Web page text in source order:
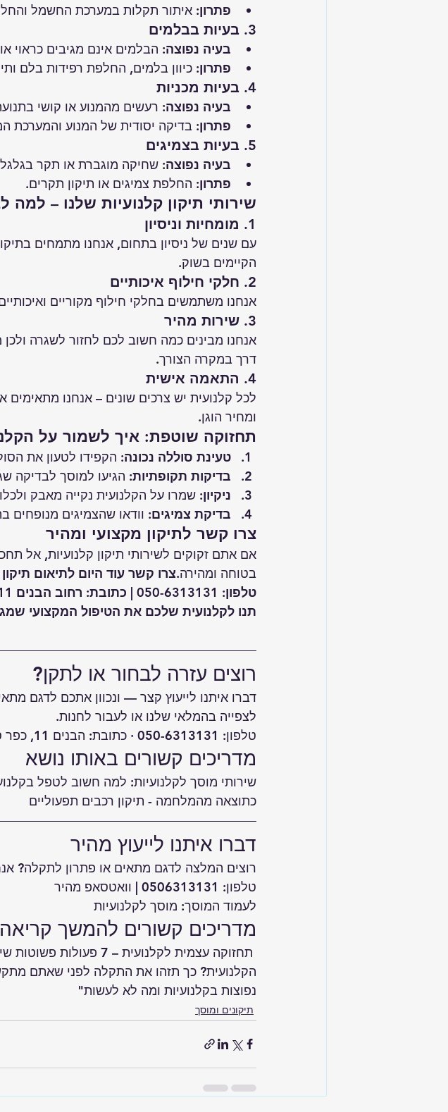
פתרון: איתור תקלות במערכת החשמל
3. בעיות בבלמים
בעיה נפוצה: הבלמים אינם מגיבים כראוי
פתרון: כיוון בלמים, החלפת רפידות בלם
4. בעיות מכניות
בעיה נפוצה: רעשים מהמנוע או קושי
פתרון: בדיקה יסודית של המנוע והמערכת
5. בעיות בצמיגים
בעיה נפוצה: שחיקה מוגברת או תקר
פתרון: החלפת צמיגים או תיקון תקרים.
שירותי תיקון קלנועיות שלנו – למה
1. מומחיות וניסיון
עם שנים של ניסיון בתחום, אנחנו מתמחים
הקיימים בשוק.
2. חלקי חילוף איכותיים
אנחנו משתמשים בחלקי חילוף מקוריים
3. שירות מהיר
אנחנו מבינים כמה חשוב לכם לחזור לשגרה
דרך במקרה הצורך.
4. התאמה אישית
לכל קלנועית יש צרכים שונים – אנחנו
ומחיר הוגן.
תחזוקה שוטפת: איך לשמור על
טעינת סוללה נכונה: הקפידו לטעון את
בדיקות תקופתיות: הגיעו למוסך לבדיקה
ניקיון: שמרו על הקלנועית נקייה מאבק
בדיקת צמיגים: וודאו שהצמיגים מנופחים
צרו קשר לתיקון מקצועי ומהיר
אם אתם זקוקים לשירותי תיקון קלנועיות, אל
בטוחה ומהירה.צרו קשר עוד היום לתיאום תיקון
טלפון: 050-6313131 | כתובת: רחוב הבנים 11 כפר סבא
תנו לקלנועית שלכם את הטיפול המקצועי
רוצים עזרה לבחור או לתקן?
דברו איתנו לייעוץ קצר — ונכוון אתכם לדגם
לצפייה בהמלאי שלנו או לעבור לחנות.
טלפון: 050-6313131 · כתובת: הבנים 11, כפר סבא
מדריכים קשורים באותו נושא
שירותי מוסך לקלנועיות: למה חשוב לטפל
כתוצאה מהמלחמה - תיקון רכבים תפעוליים
דברו איתנו לייעוץ מהיר
רוצים המלצה לדגם מתאים או פתרון לתקלה?
טלפון: 0506313131
| וואטסאפ מהיר
לעמוד המוסך: מוסך לקלנועיות
מדריכים קשורים להמשך קריאה
הקלנועית? כך תזהו את התקלה לפני שאתם
נפוצות בקלנועיות ומה לא לעשות"
תיקונים ומוסך